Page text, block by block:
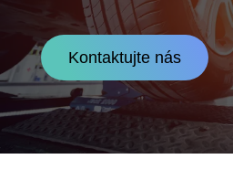
Kontaktujte nás